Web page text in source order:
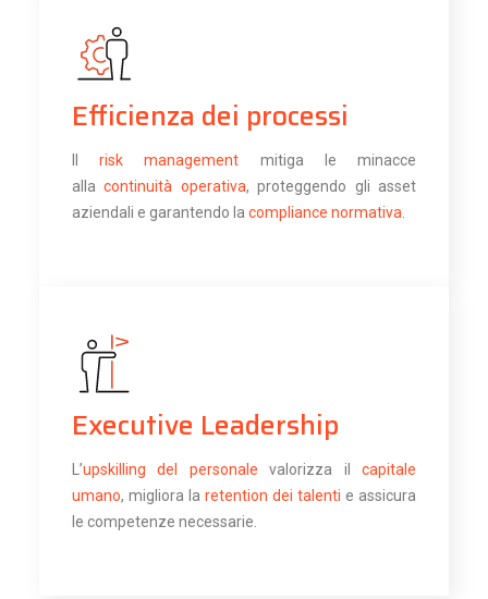
Efficienza dei processi
Ilrisk management mitiga le minacce
allacontinuità operativa, proteggendo gli asset
aziendali e garantendo la compliance normativa
Executive Leadership
L’upskilling del personale valorizza ilcapitale
umano, migliora la retention dei talenti e assicura
le competenze necessarie.